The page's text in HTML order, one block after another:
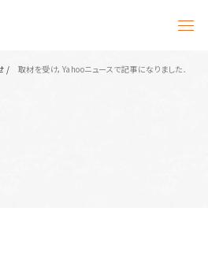
/ 取材を受け，Yahooニュースで記事になりました．